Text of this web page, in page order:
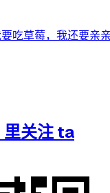
吃草莓，我还要亲
关注 ta